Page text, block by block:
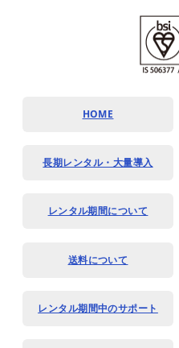
HOME
長期レンタル・大量導入
レンタル期間について
送料について
レンタル期間中のサポート